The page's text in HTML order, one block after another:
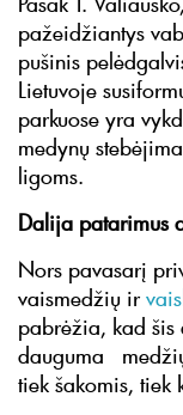
pažeidžiantys
pušinis
Lietuvoje
parkuose yra
medynų
ligoms.
Dalija patarimus
Nors pavasarį
vaismedžių ir
pabrėžia, kad šis
dauguma
tiek šakomis, tiek